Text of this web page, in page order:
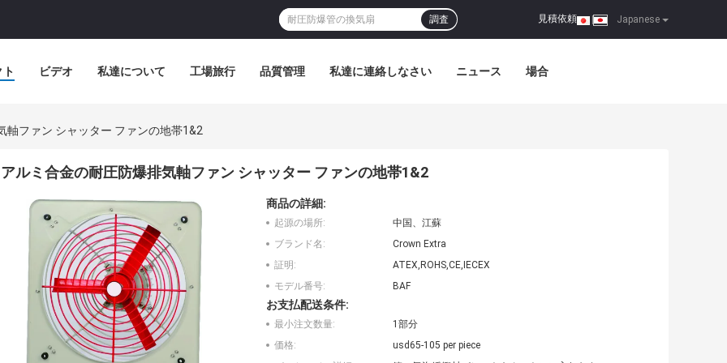
Japanese
見積依頼 |
調査
ビデオ 私達について 工場旅行 品質管理 私達に連絡しなさい ニュース 場合
軸ファン シャッター ファンの地帯1&2
アルミ合金の耐圧防爆排気軸ファン シャッター ファンの地帯1&2
商品の詳細:
起源の場所:
中国、江蘇
ブランド名:
Crown Extra
証明:
ATEX,ROHS,CE,IECEX
モデル番号:
BAF
お支払配送条件:
最小注文数量:
1部分
価格:
usd65-105 per piece